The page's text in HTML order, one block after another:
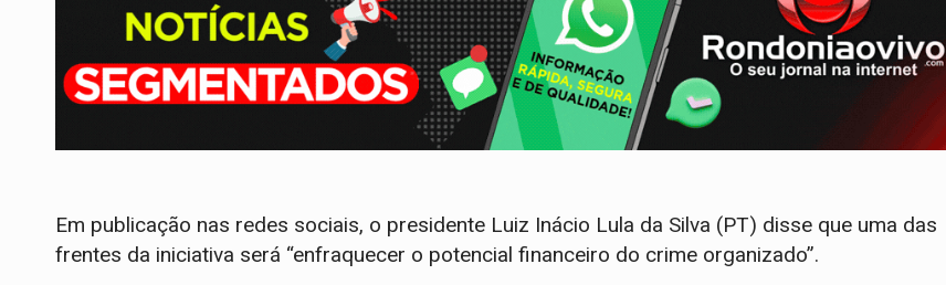
Em publicação nas redes sociais, o presidente Luiz Inácio Lula da Silva (PT) disse que uma das
frentes da iniciativa será “enfraquecer o potencial financeiro do crime organizado”.